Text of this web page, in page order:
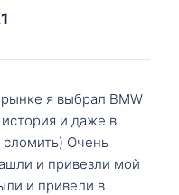
я выбрал BMW
и даже в
Очень
и привезли мой
и привели в